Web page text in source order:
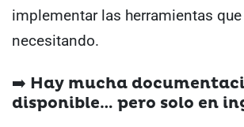
implementar las herramientas que
necesitando.
➡️ Hay mucha
disponible… pero solo en